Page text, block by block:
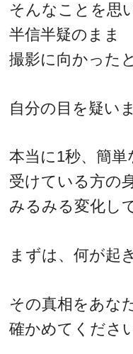
そんなことを思
半信半疑のまま
撮影に向かった
自分の目を疑い
本当に1秒、簡
受けている方の
みるみる変化し
まずは、何が起
その真相をあな
確かめてくださ